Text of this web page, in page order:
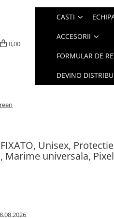
0,00
CASTI
ACCESORII
FORMULAR DE
DEVINO
Unisex,
Marime universala,